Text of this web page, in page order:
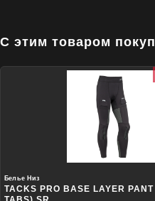
С этим товаром
Белье Низ
TACKS PRO BASE LAYER